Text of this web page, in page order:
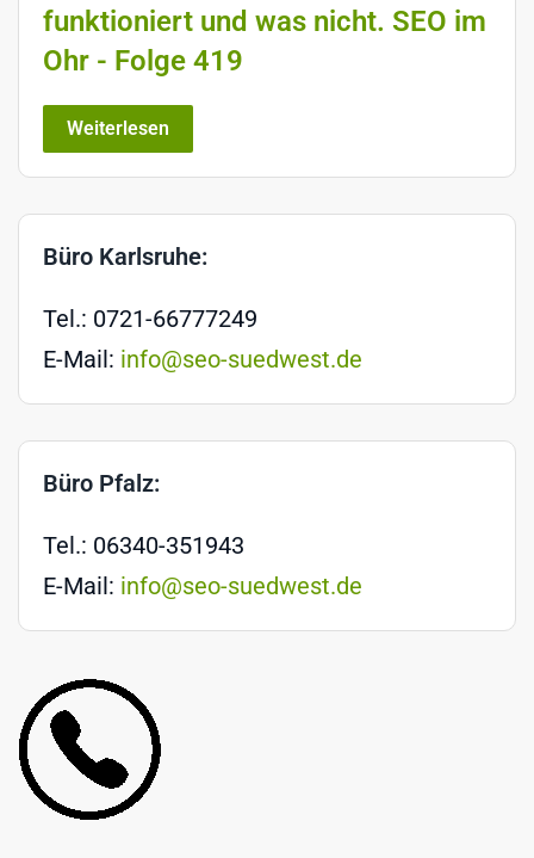
funktioniert und was nicht. SEO im
Ohr - Folge 419
Weiterlesen
Büro Karlsruhe:
Tel.: 0721-66777249
E-Mail: info@seo-suedwest.de
Büro Pfalz:
Tel.: 06340-351943
E-Mail: info@seo-suedwest.de